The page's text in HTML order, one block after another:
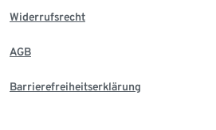
Widerrufsrecht
AGB
Barrierefreiheitserklärung